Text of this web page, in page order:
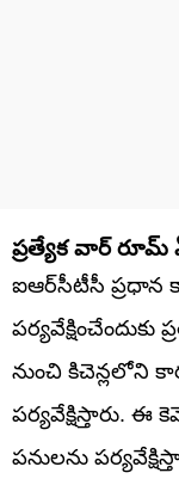
ప్రత్యేక వార్ రూమ్
ఐఆర్‌సీటీసీ ప్రధాన
నుంచి కిచెన్లలోని
పర్యవేక్షిస్తారు.
పనులను